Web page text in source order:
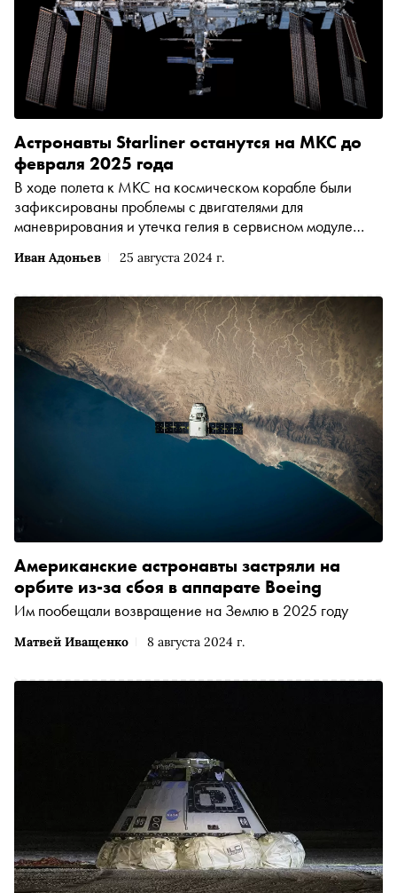
Иван Адоньев 25 августа 2024 г.
Астронавты Starliner останутся на МКС до
февраля 2025 года
В ходе полета к МКС на космическом корабле были
зафиксированы проблемы с двигателями для
маневрирования и утечка гелия в сервисном модуле
Матвей Иващенко 8 августа 2024 г.
Американские астронавты застряли на
орбите из-за сбоя в аппарате Boeing
Им пообещали возвращение на Землю в 2025 году